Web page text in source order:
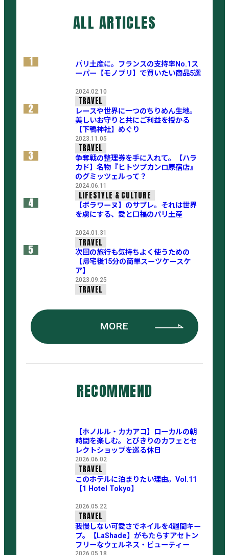
ALL ARTICLES
1
パリ土産に。フランスの支持率No.1ス
ーパー【モノプリ】で買いたい商品5選
2024.02.10
TRAVEL
2
レースや世界に一つのちりめん生地。
美しいお守りと共にご利益を授かる
【下鴨神社】めぐり
2023.11.05
TRAVEL
3
争奪戦の整理券を手に入れて。【ハラ
カド】名物『ヒトツブカンロ原宿店』
のグミッツェルって？
2024.06.11
LIFESTYLE & CULTURE
4
【ポラワーヌ】のサブレ。それは世界
を虜にする、愛と口福のパリ土産
2024.01.31
TRAVEL
5
次回の旅行も気持ちよく使うための
【帰宅後15分の簡単スーツケースケ
ア】
2023.09.25
TRAVEL
MORE
RECOMMEND
【ホノルル・カカアコ】ローカルの朝
時間を楽しむ。とびきりのカフェとセ
レクトショップを巡る休日
2026.06.02
TRAVEL
このホテルに泊まりたい理由。Vol.11
【1 Hotel Tokyo】
2026.05.22
TRAVEL
我慢しない可愛さでネイルを4週間キー
プ。【LaShade】がもたらすアセトン
フリーなウェルネス・ビューティー